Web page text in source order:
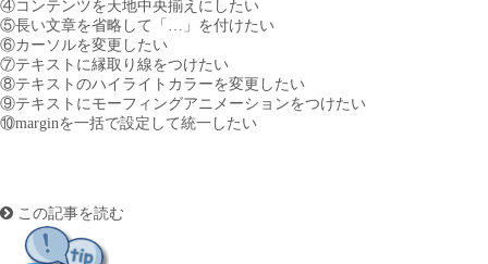
④コンテンツを天地中央揃えにしたい
⑤長い文章を省略して「…」を付けたい
⑥カーソルを変更したい
⑦テキストに縁取り線をつけたい
⑧テキストのハイライトカラーを変更したい
⑨テキストにモーフィングアニメーションをつけたい
⑩marginを一括で設定して統一したい
この記事を読む